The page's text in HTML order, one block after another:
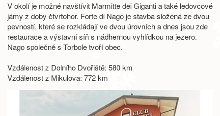
V okolí je možné navštívit Marmitte dei Giganti a také ledovcové
jámy z doby čtvrtohor. Forte di Nago je stavba složená ze dvou
pevností, které se rozkládají ve dvou úrovních a dnes jsou zde
restaurace a výstavní síň s nádhernou vyhlídkou na jezero.
Nago společně s Torbole tvoří obec.
Vzdálenost z Dolního Dvořiště: 580 km
Vzdálenost z Mikulova: 772 km